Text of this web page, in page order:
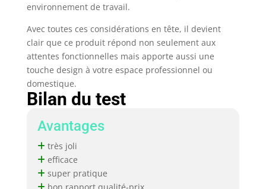
de développer des
bureaux innovants qui
privilégient la santé et
le confort. Nous
environnement de travail.
Avec toutes ces considérations en tête, il devient
clair que ce produit répond non seulement aux
attentes fonctionnelles mais apporte aussi une
touche design à votre espace professionnel ou
domestique.
Bilan du test
Avantages
très joli
efficace
super pratique